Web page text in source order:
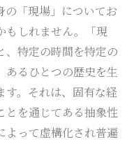
の「現場」についてお
もしれません。「現
、特定の時間を特定の
あるひとつの歴史を生
す。それは、固有な経
とを通じてある抽象性
よって虚構化され普遍